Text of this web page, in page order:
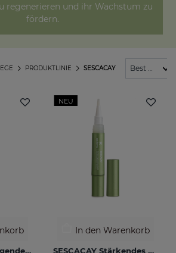
regenerieren und ihr Wachstum zu
fördern.
SESCACAY
PRODUKTLINIE
SESCACAY Verjüngendes Serum
NEU
In den Warenkorb
SESCACAY Stärkendes Nagelserum